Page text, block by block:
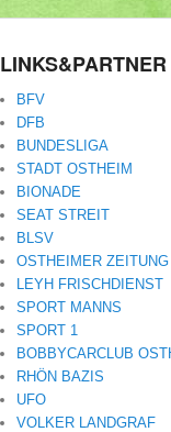
LINKS&PARTNER
BFV
DFB
BUNDESLIGA
STADT OSTHEIM
BIONADE
SEAT STREIT
BLSV
OSTHEIMER ZEITUNG
LEYH FRISCHDIENST
SPORT MANNS
SPORT 1
BOBBYCARCLUB
RHÖN BAZIS
UFO
VOLKER LANDGRAF